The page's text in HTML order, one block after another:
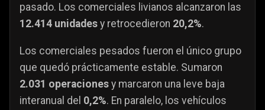
pasado. Los comerciales livianos alcanzaron las
12.414 unidades y retrocedieron 20,2%.
Los comerciales pesados fueron el único grupo
que quedó prácticamente estable. Sumaron
2.031 operaciones y marcaron una leve baja
interanual del 0,2%. En paralelo, los vehículos